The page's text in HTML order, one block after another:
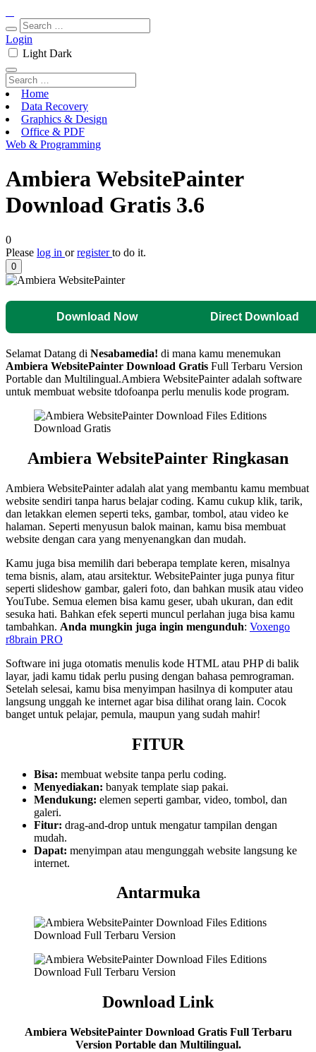
Login
Light Dark
Home
Data Recovery
Graphics & Design
Office & PDF
Web & Programming
Ambiera WebsitePainter
Download Gratis 3.6
0
Please log in orregisterto do it.
0
Download Now Direct Download
Selamat Datang di Nesabamedia! di mana kamu menemukan
Ambiera WebsitePainter Download Gratis Full Terbaru Version
Portable dan Multilingual.Ambiera WebsitePainter adalah software
untuk membuat website tdofoanpa perlu menulis kode program.
Ambiera WebsitePainter Ringkasan
Ambiera WebsitePainter adalah alat yang membantu kamu membuat
website sendiri tanpa harus belajar coding. Kamu cukup klik, tarik,
dan letakkan elemen seperti teks, gambar, tombol, atau video ke
halaman. Seperti menyusun balok mainan, kamu bisa membuat
website dengan cara yang menyenangkan dan mudah.
Kamu juga bisa memilih dari beberapa template keren, misalnya
tema bisnis, alam, atau arsitektur. WebsitePainter juga punya fitur
seperti slideshow gambar, galeri foto, dan bahkan musik atau video
YouTube. Semua elemen bisa kamu geser, ubah ukuran, dan edit
sesuka hati. Bahkan efek seperti muncul perlahan juga bisa kamu
tambahkan. Anda mungkin juga ingin mengunduh: Voxengo
r8brain PRO
Software ini juga otomatis menulis kode HTML atau PHP di balik
layar, jadi kamu tidak perlu pusing dengan bahasa pemrograman.
Setelah selesai, kamu bisa menyimpan hasilnya di komputer atau
langsung unggah ke internet agar bisa dilihat orang lain. Cocok
banget untuk pelajar, pemula, maupun yang sudah mahir!
FITUR
Bisa: membuat website tanpa perlu coding.
Menyediakan: banyak template siap pakai.
Mendukung: elemen seperti gambar, video, tombol, dan
galeri.
Fitur: drag-and-drop untuk mengatur tampilan dengan
mudah.
Dapat: menyimpan atau mengunggah website langsung ke
internet.
Antarmuka
Download Link
Ambiera WebsitePainter Download Gratis Full Terbaru
Version Portable dan Multilingual.